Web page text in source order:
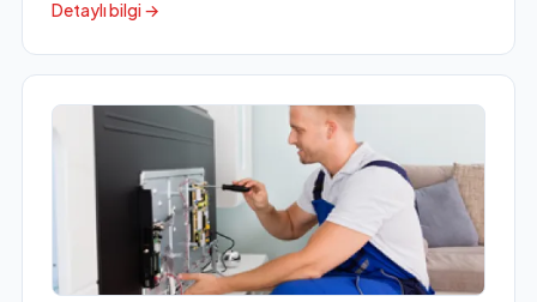
Detaylı bilgi →